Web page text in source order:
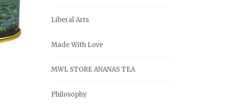
Liberal Arts
Made With Love
MWL STORE ANANAS TEA
Philosophy